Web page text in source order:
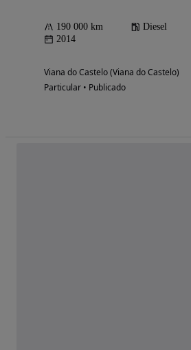
190 000 km Diesel
2014
Viana do Castelo (Viana do Castelo)
Particular • Publicado